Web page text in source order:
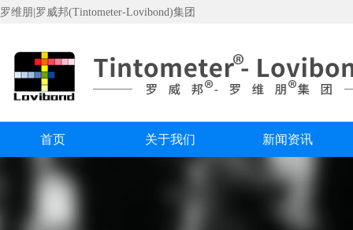
罗维朋|罗威邦(Tintometer-Lovibond)集团
首页 关于我们 新闻资讯